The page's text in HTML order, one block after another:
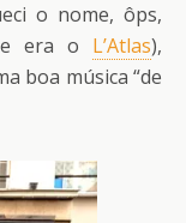
o nome, ôps,
era o L’Atlas),
boa música “de